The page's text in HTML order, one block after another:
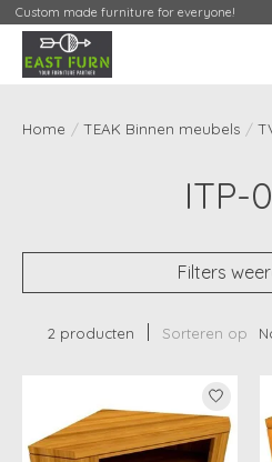
Custom made furniture for everyone!
Home / TEAK Binnen meubels /
ITP-
Filters
2 producten Sorteren op